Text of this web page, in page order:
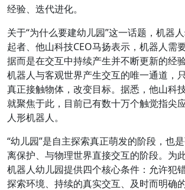
经验、迭代进化。
关于“为什么要建幼儿园”这一话题，机器
起者、他山科技CEO马扬表示，机器人需
据而是在交互中持续产生并不断更新的经
机器人与客观世界产生交互的唯一通道，
真正接触物体，改变目标。据悉，他山科
就聚焦于此，目前已有数十万个触觉指尖
人形机器人。
“幼儿园”是自主探索真正萌发的阶段，也
离保护、与物理世界直接交互的阶段。为
机器人幼儿园提供四个核心条件：允许犯
探索环境、持续的真实交互、及时而明确的